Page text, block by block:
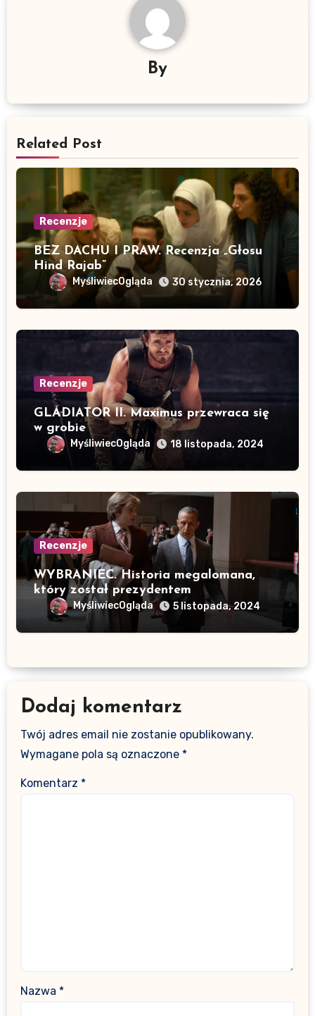
By
Related Post
Recenzje
BEZ DACHU I PRAW. Recenzja „Głosu
Hind Rajab”
MyśliwiecOgląda 30 stycznia, 2026
Recenzje
GLADIATOR II. Maximus przewraca się
w grobie
MyśliwiecOgląda 18 listopada, 2024
Recenzje
WYBRANIEC. Historia megalomana,
który został prezydentem
MyśliwiecOgląda 5 listopada, 2024
Dodaj komentarz
Twój adres email nie zostanie opublikowany.
Wymagane pola są oznaczone *
Komentarz *
Nazwa *